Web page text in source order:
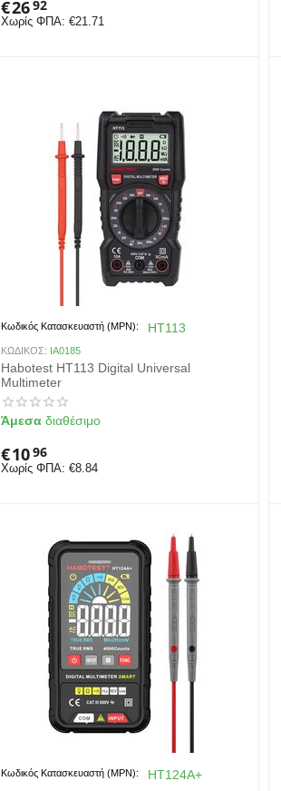
€2692
Χωρίς ΦΠΑ: €21.71
Κωδικός Κατασκευαστή (MPN): HT113
ΚΩΔΙΚΟΣ: IA0185
Habotest HT113 Digital Universal
Multimeter
Άμεσα διαθέσιμο
€1096
Χωρίς ΦΠΑ: €8.84
Κωδικός Κατασκευαστή (MPN): HT124A+